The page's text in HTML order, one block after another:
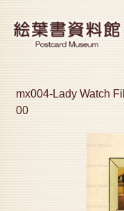
mx004-Lady Watch
00